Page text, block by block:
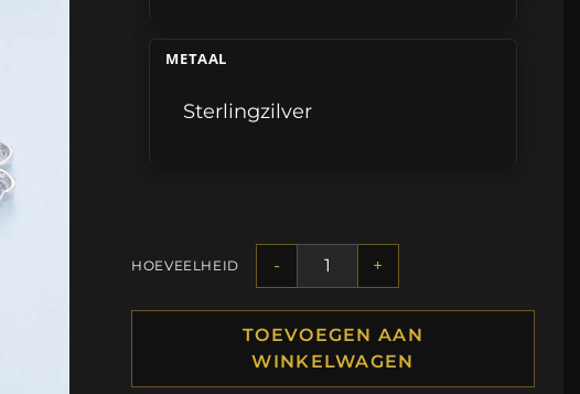
METAAL
Sterlingzilver
HOEVEELHEID - +
TOEVOEGEN AAN
WINKELWAGEN